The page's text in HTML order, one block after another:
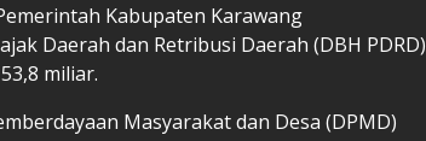
Kabupaten Karawang
Daerah dan Retribusi Daerah (DBH PDRD)
miliar.
Masyarakat dan Desa (DPMD)